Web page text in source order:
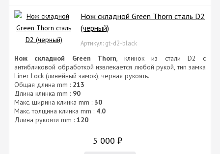
Нож складной Green Thorn сталь D2
(черный)
Артикул: gt-d2-black
Нож складной Green Thorn, клинок из cтали D2 с
антибликовой обработкой извлекается любой рукой, тип замка
Liner Lock (линейный замок), черная рукоять.
Общая длина mm : 213
Длина клинка mm : 90
Макс. ширина клинка mm : 30
Макс. толщина клинка mm : 4.0
Длина рукояти mm : 120
5 000 ₽